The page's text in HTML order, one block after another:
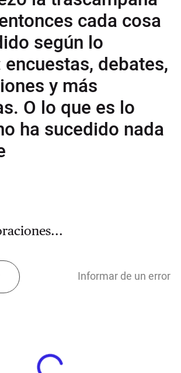
cada cosa
según lo
debates,
y más
O lo que es lo
ha sucedido nada
Informar de un error